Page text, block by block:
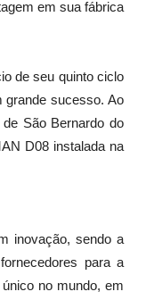
em sua fábrica
de seu quinto ciclo
grande sucesso. Ao
São Bernardo do
D08 instalada na
inovação, sendo a
para a
no mundo, em